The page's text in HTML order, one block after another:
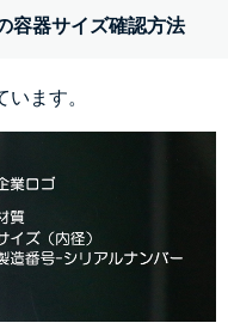
容器サイズ確認方法
ます。